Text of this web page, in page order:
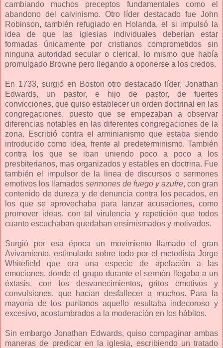
cambiando muchos preceptos fundamentales como el
abandono del calvinismo. Otro líder destacado fue John
Robinson, también refugiado en Holanda, el si impulsó la
idea de que las iglesias individuales deberían estar
formadas únicamente por cristianos comprometidos sin
ninguna autoridad secular o clerical, lo mismo que había
promulgado Browne pero llegando a oponerse a los credos.
En 1733, surgió en Boston otro destacado líder, Jonathan
Edwards, un pastor, e hijo de pastor, de fuertes
convicciones, que quiso establecer un orden doctrinal en las
congregaciones, puesto que se empezaban a observar
diferencias notables en las diferentes congregaciones de la
zona. Escribió contra el arminianismo que estaba siendo
introducido como idea, frente al predeterminismo. También
contra los que se iban uniendo poco a poco a los
presbiterianos, mas organizados y estables en doctrina. Fue
también el impulsor de la linea de discursos o sermones
emotivos los llamados sermones de fuego y azufre, con gran
contenido de dureza y de denuncia contra los pecados, en
los que se aprovechaba para lanzar acusaciones, como
promover ideas, con tal virulencia y repetición que todos
cuanto escuchaban quedaban ensimismados y motivados.
Surgió por esa época un movimiento llamado el gran
Avivamiento, estimulado sobre todo por el metodista Jorge
Whitefield que era una especie de apelación a las
emociones, donde el grupo durante el sermón llegaba a un
éxtasis, con los desvanecimientos, gritos emotivos y
convulsiones, que hacían desfallecer a muchos. Para la
mayoría de los puritanos aquello resultaba indecoroso y
excesivo, acostumbrados a la moderación en los hábitos.
Sin embargo Jonathan Edwards, quiso compaginar ambas
maneras de predicar en la iglesia, escribiendo un tratado